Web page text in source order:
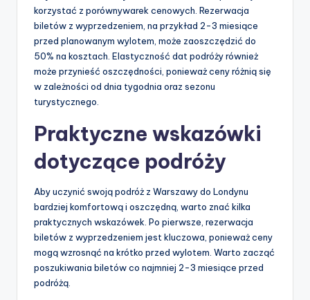
korzystać z porównywarek cenowych. Rezerwacja
biletów z wyprzedzeniem, na przykład 2-3 miesiące
przed planowanym wylotem, może zaoszczędzić do
50% na kosztach. Elastyczność dat podróży również
może przynieść oszczędności, ponieważ ceny różnią się
w zależności od dnia tygodnia oraz sezonu
turystycznego.
Praktyczne wskazówki
dotyczące podróży
Aby uczynić swoją podróż z Warszawy do Londynu
bardziej komfortową i oszczędną, warto znać kilka
praktycznych wskazówek. Po pierwsze, rezerwacja
biletów z wyprzedzeniem jest kluczowa, ponieważ ceny
mogą wzrosnąć na krótko przed wylotem. Warto zacząć
poszukiwania biletów co najmniej 2-3 miesiące przed
podróżą.